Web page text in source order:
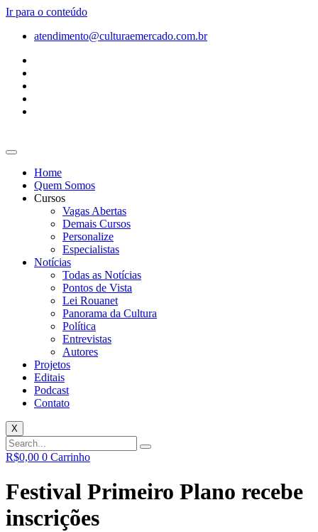
Ir para o conteúdo
atendimento@culturaemercado.com.br
Home
Quem Somos
Cursos
Vagas Abertas
Demais Cursos
Personalize
Especialistas
Notícias
Todas as Notícias
Pontos de Vista
Lei Rouanet
Panorama da Cultura
Política
Entrevistas
Autores
Projetos
Editais
Podcast
Contato
X
R$0,00 0 Carrinho
Festival Primeiro Plano recebe
inscrições